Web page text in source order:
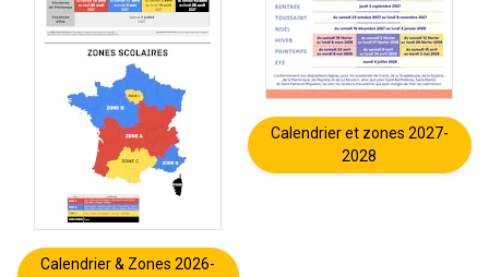
Calendrier & Zones 2026-
Calendrier et zones 2027-
2028